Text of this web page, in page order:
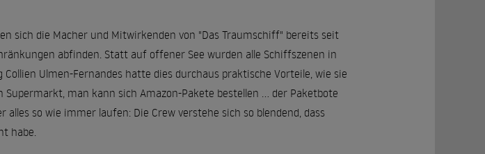
sich die Macher und Mitwirkenden von "Das Traumschiff" bereits seit
abfinden. Statt auf offener See wurden alle Schiffszenen in
Ulmen-Fernandes hatte dies durchaus praktische Vorteile, wie sie
man kann sich Amazon-Pakete bestellen ... der Paketbote
so wie immer laufen: Die Crew verstehe sich so blendend, dass
habe.